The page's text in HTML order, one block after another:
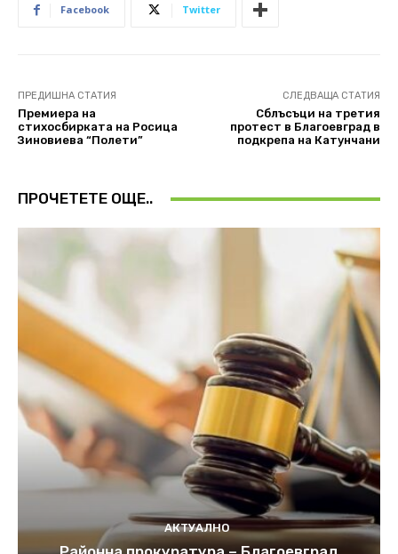
Facebook Twitter
ПРЕДИШНА СТАТИЯ
Премиера на
стихосбирката на Росица
Зиновиева “Полети”
СЛЕДВАЩА СТАТИЯ
Сблъсъци на третия
протест в Благоевград в
подкрепа на Катунчани
ПРОЧЕТЕТЕ ОЩЕ..
АКТУАЛНО